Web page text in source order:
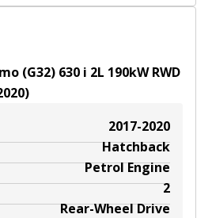
(G32) 630 i 2L 190kWRWD
)
2017-2020
Hatchback
Petrol Engine
2
Rear-Wheel Drive